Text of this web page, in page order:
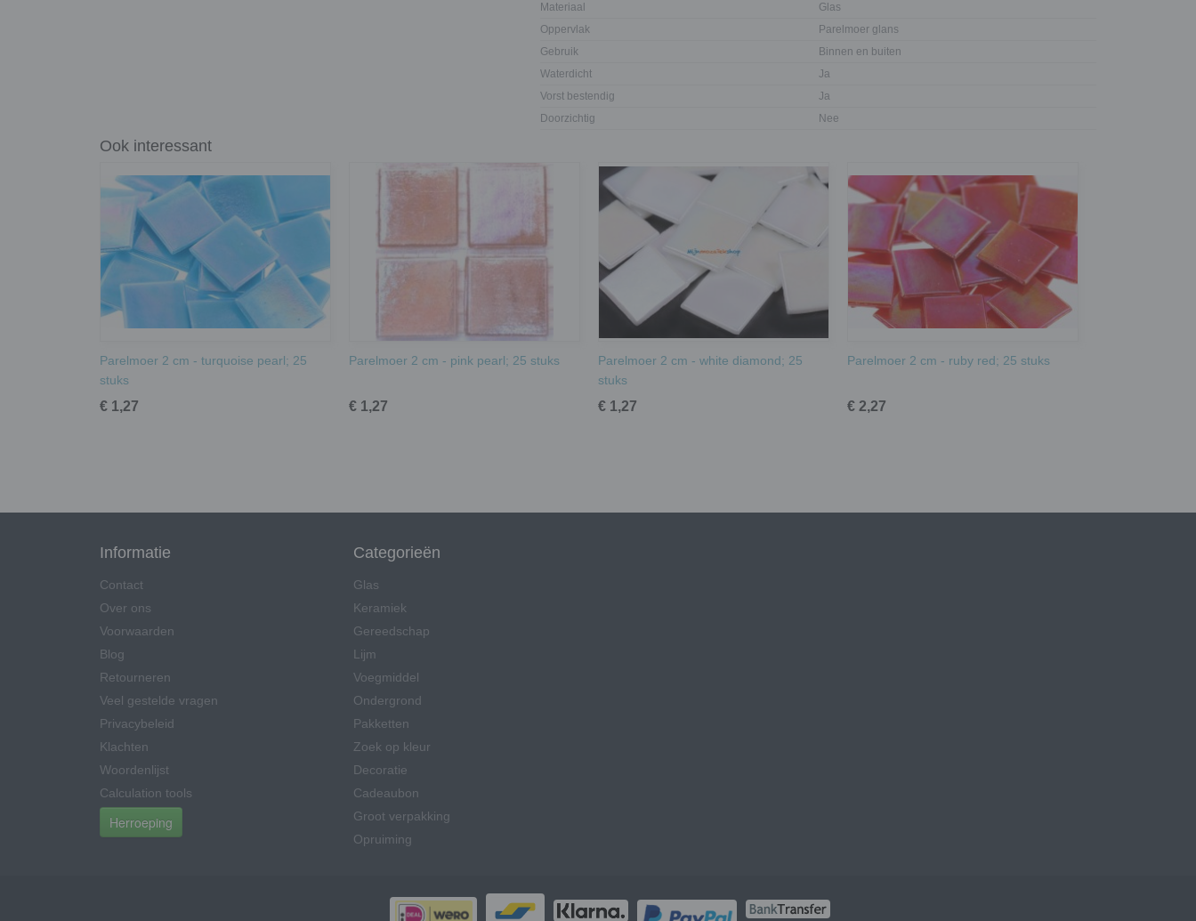
Materiaal
Glas
Oppervlak
Parelmoer glans
Gebruik
Binnen en buiten
Waterdicht
Ja
Vorst bestendig
Ja
Doorzichtig
Nee
Ook interessant
Parelmoer 2 cm - turquoise pearl; 25
stuks
€ 1,27
Parelmoer 2 cm - pink pearl; 25 stuks
€ 1,27
Parelmoer 2 cm - white diamond; 25
stuks
€ 1,27
Parelmoer 2 cm - ruby red; 25 stuks
€ 2,27
Informatie
Contact
Over ons
Voorwaarden
Blog
Retourneren
Veel gestelde vragen
Privacybeleid
Klachten
Woordenlijst
Calculation tools
Herroeping
Categorieën
Glas
Keramiek
Gereedschap
Lijm
Voegmiddel
Ondergrond
Pakketten
Zoek op kleur
Decoratie
Cadeaubon
Groot verpakking
Opruiming